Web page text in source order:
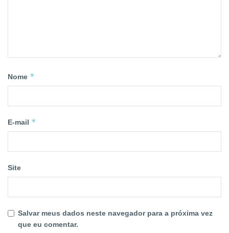
Nome *
E-mail *
Site
Salvar meus dados neste navegador para a próxima vez
que eu comentar.